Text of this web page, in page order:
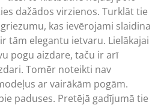
dažādos virzienos. Turklāt tie
kas ievērojami slaidina
tām elegantu ietvaru. Lielākajai
pogu aizdare, taču ir arī
Tomēr noteikti nav
ar vairākām pogām.
paduses. Pretējā gadījumā tie